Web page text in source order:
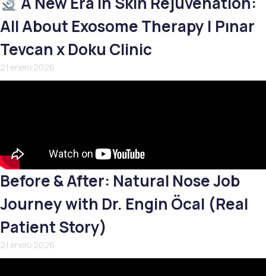
All About Exosome Therapy | Pınar
Tevcan x Doku Clinic
21 enero 2026
Before & After: Natural Nose Job
Journey with Dr. Engin Öcal (Real
Patient Story)
21 enero 2026